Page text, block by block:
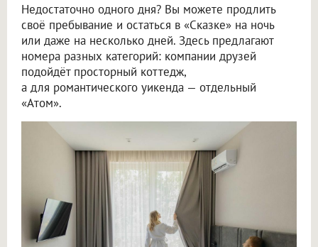
Недостаточно одного дня? Вы можете продлить
своё пребывание и остаться в «Сказке» на ночь
или даже на несколько дней. Здесь предлагают
номера разных категорий: компании друзей
подойдёт просторный коттедж,
а для романтического уикенда — отдельный
«Атом».